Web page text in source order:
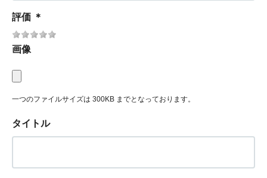
評価 ＊
画像
一つのファイルサイズは 300KB までとなっております。
タイトル